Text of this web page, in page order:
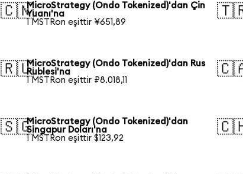
🇨🇳MicroStrategy (Ondo Tokenized)'dan Çin
Yuanı'na
1 MSTRon eşittir ¥651,89
🇷🇺MicroStrategy (Ondo Tokenized)'dan Rus
Rublesi'na
1 MSTRon eşittir ₽8.018,11
🇸🇬MicroStrategy (Ondo Tokenized)'dan
Singapur Doları'na
1 MSTRon eşittir $123,92